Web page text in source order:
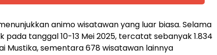
animo wisatawan yang luar biasa. Selama
pada tanggal 10-13 Mei 2025, tercatat sebanyak 1.834
Mustika, sementara 678 wisatawan lainnya